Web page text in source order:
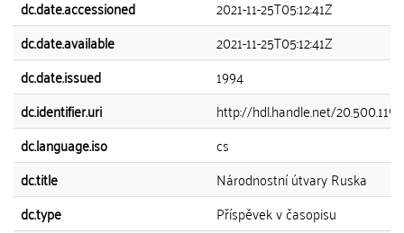
dc.date.accessioned
2021-11-25T05:12:41Z
dc.date.available
2021-11-25T05:12:41Z
dc.date.issued
1994
dc.identifier.uri
http://hdl.handle.net/
dc.language.iso
cs
dc.title
Národnostní útvary Ruska
dc.type
Příspěvek v časopisu